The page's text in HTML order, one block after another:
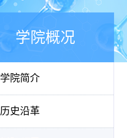
学院概况
学院简介
历史沿革